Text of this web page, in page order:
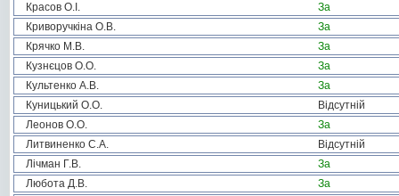
Красов О.І.
За
Криворучкіна О.В.
За
Крячко М.В.
За
Кузнєцов О.О.
За
Культенко А.В.
За
Куницький О.О.
Відсутній
Леонов О.О.
За
Литвиненко С.А.
Відсутній
Лічман Г.В.
За
Любота Д.В.
За